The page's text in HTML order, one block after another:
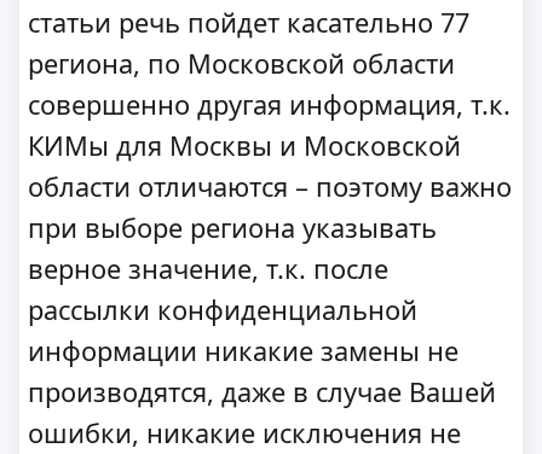
статьи речь пойдет касательно 77
региона, по Московской области
совершенно другая информация, т.к.
КИМы для Москвы и Московской
области отличаются – поэтому важно
при выборе региона указывать
верное значение, т.к. после
рассылки конфиденциальной
информации никакие замены не
производятся, даже в случае Вашей
ошибки, никакие исключения не